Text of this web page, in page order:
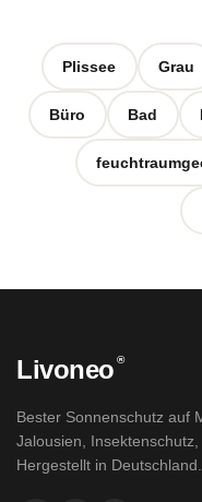
Plissee Grau
Büro Bad
Livoneo ®
Bester Sonnenschutz auf
Jalousien, Insektenschutz,
Hergestellt in Deutschland.